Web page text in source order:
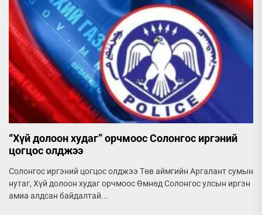
“Хүй долоон худаг” орчмоос Солонгос иргэний
цогцос олджээ
Солонгос иргэний цогцос олджээ Төв аймгийн Аргалант сумын
нутаг, Хүй долоон худаг орчмоос Өмнөд Солонгос улсын иргэн
амиа алдсан байдалтай...